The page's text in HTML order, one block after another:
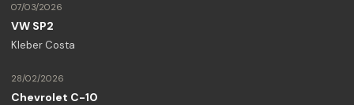
07/03/2026
VW SP2
Kleber Costa
28/02/2026
Chevrolet C-10